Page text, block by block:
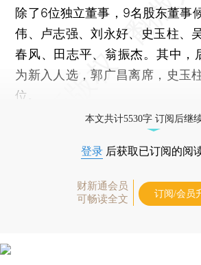
除了6位独立董事，9名股东董事
伟、卢志强、刘永好、史玉柱、
春风、田志平、翁振杰。其中，
为新入人选，郭广昌离席，史玉
位。
本文共计5530字 订阅后继
登录 后获取已订阅的阅
财新通会员
可畅读全文
订阅/会员